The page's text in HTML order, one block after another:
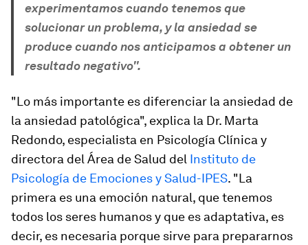
experimentamos cuando tenemos que
solucionar un problema, y la ansiedad se
produce cuando nos anticipamos a obtener un
resultado negativo".
"Lo más importante es diferenciar la ansiedad de
la ansiedad patológica", explica la Dr. Marta
Redondo, especialista en Psicología Clínica y
directora del Área de Salud del Instituto de
Psicología de Emociones y Salud-IPES. "La
primera es una emoción natural, que tenemos
todos los seres humanos y que es adaptativa, es
decir, es necesaria porque sirve para prepararnos